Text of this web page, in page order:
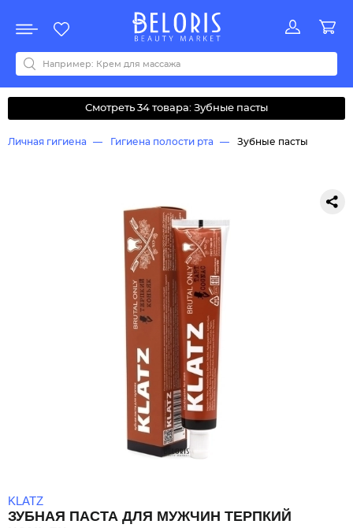
Акции
Все бренды
0-9ABCDEFGHIJKLMNOPQRSTUVWYZАБВДЗИМОКЛНПРСТУФ
Смотреть 34 товара: Зубные пасты
Личная гигиена Гигиена полости рта Зубные пасты
KLATZ
ЗУБНАЯ ПАСТА ДЛЯ МУЖЧИН ТЕРПКИЙ